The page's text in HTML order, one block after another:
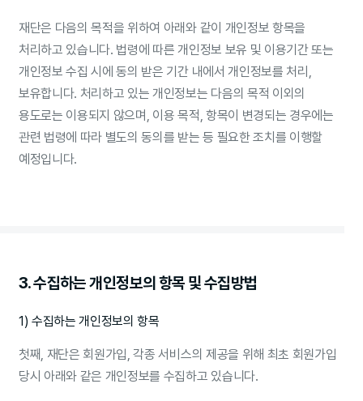
재단은 다음의 목적을 위하여 아래와 같이 개인정보 항목을
처리하고 있습니다. 법령에 따른 개인정보 보유 및 이용기간 또는
개인정보 수집 시에 동의 받은 기간 내에서 개인정보를 처리,
보유합니다. 처리하고 있는 개인정보는 다음의 목적 이외의
용도로는 이용되지 않으며, 이용 목적, 항목이 변경되는 경우에는
관련 법령에 따라 별도의 동의를 받는 등 필요한 조치를 이행할
예정입니다.
3. 수집하는 개인정보의 항목 및 수집방법
1) 수집하는 개인정보의 항목
첫째, 재단은 회원가입, 각종 서비스의 제공을 위해 최초 회원가입
당시 아래와 같은 개인정보를 수집하고 있습니다.